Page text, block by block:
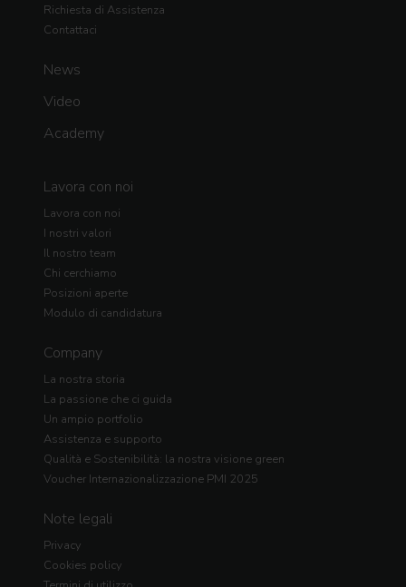
Richiesta di Assistenza
Contattaci
News
Video
Academy
Lavora con noi
Lavora con noi
I nostri valori
Il nostro team
Chi cerchiamo
Posizioni aperte
Modulo di candidatura
Company
La nostra storia
La passione che ci guida
Un ampio portfolio
Assistenza e supporto
Qualità e Sostenibilità: la nostra visione green
Voucher Internazionalizzazione PMI 2025
Note legali
Privacy
Cookies policy